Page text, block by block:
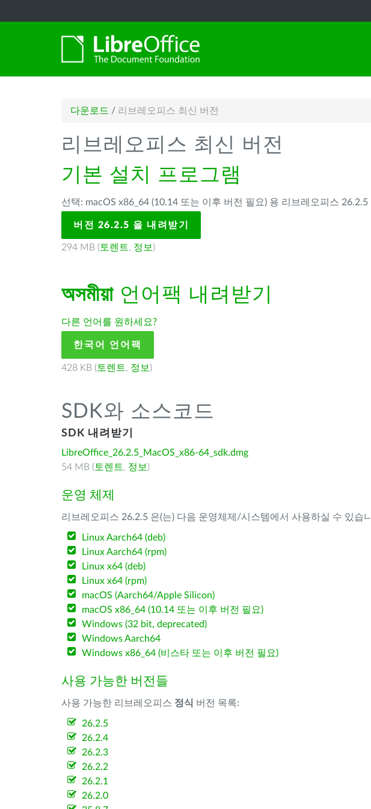
다운로드 / 리브레오피스 최신 버전
리브레오피스 최신 버전
기본 설치 프로그램
선택: macOS x86_64 (10.14 또는 이후 버전 필요) 용 리브레오피스 26.2.5
버전 26.2.5 을 내려받기
294 MB ( 토렌트, 정보 )
অসমীয়া 언어팩 내려받기
다른 언어를 원하세요?
한국어 언어팩
428 KB ( 토렌트, 정보 )
SDK와 소스코드
SDK 내려받기
LibreOffice_26.2.5_MacOS_x86-64_sdk.dmg
54 MB ( 토렌트, 정보 )
운영 체제
리브레오피스 26.2.5 은(는) 다음 운영체제/시스템에서 사용하실 수 있습
Linux Aarch64 (deb)
Linux Aarch64 (rpm)
Linux x64 (deb)
Linux x64 (rpm)
macOS (Aarch64/Apple Silicon)
macOS x86_64 (10.14 또는 이후 버전 필요)
Windows (32 bit, deprecated)
Windows Aarch64
Windows x86_64 (비스타 또는 이후 버전 필요)
사용 가능한 버전들
사용 가능한 리브레오피스 정식 버전 목록:
26.2.5
26.2.4
26.2.3
26.2.2
26.2.1
26.2.0